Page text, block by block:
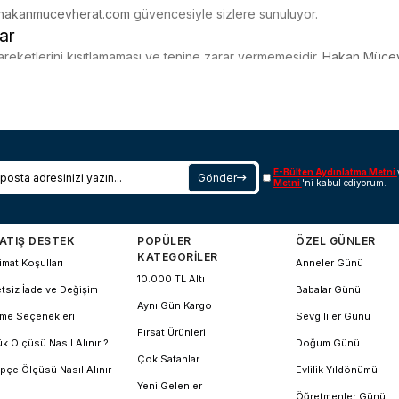
güvencesiyle sizlere sunuluyor.
kısıtlamaması ve tenine zarar vermemesidir. Hakan
bebeğin gelişimine uyum sağlayan, pratik ve güvenli tasarımlar.
boncuğu, çiçek veya hayvan figürleri bulunan 14 ayar altın
doğum tarihinin işlenebileceği, anlamlı ve kişisel bir hediye
arayanlar için minimal boyutlarda üretilmiş klasik çocuk
Etmelisiniz?
sunduğumuz tüm ürünler, sağlam kilit sistemleri ve
günkü ışıltısını korur. Hakan Mücevherat olarak, miniklerin
ve üzerindeki mine/taş süslemelerine göre belirlenir. Hakan
Gönder E-Bülten Aydınlatma Metni
Metni 'ni kabul ediyorum.
DESTEK
Koşulları
İade ve Değişim
Seçenekleri
Ölçüsü Nasıl Alınır ?
Ölçüsü Nasıl Alınır
POPÜLER
KATEGORİLER
10.000 TL Altı
Aynı Gün Kargo
Fırsat Ürünleri
Çok Satanlar
Yeni Gelenler
ÖZEL GÜNLER
Anneler Günü
Babalar Günü
Sevgililer Günü
Doğum Günü
Evlilik Yıldönümü
Öğretmenler Günü